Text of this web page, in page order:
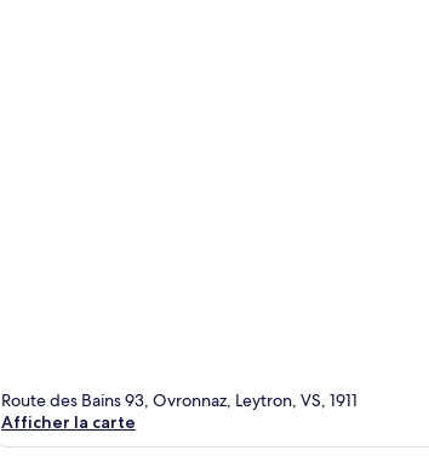
Route des Bains 93, Ovronnaz, Leytron, VS, 1911
Afficher la carte